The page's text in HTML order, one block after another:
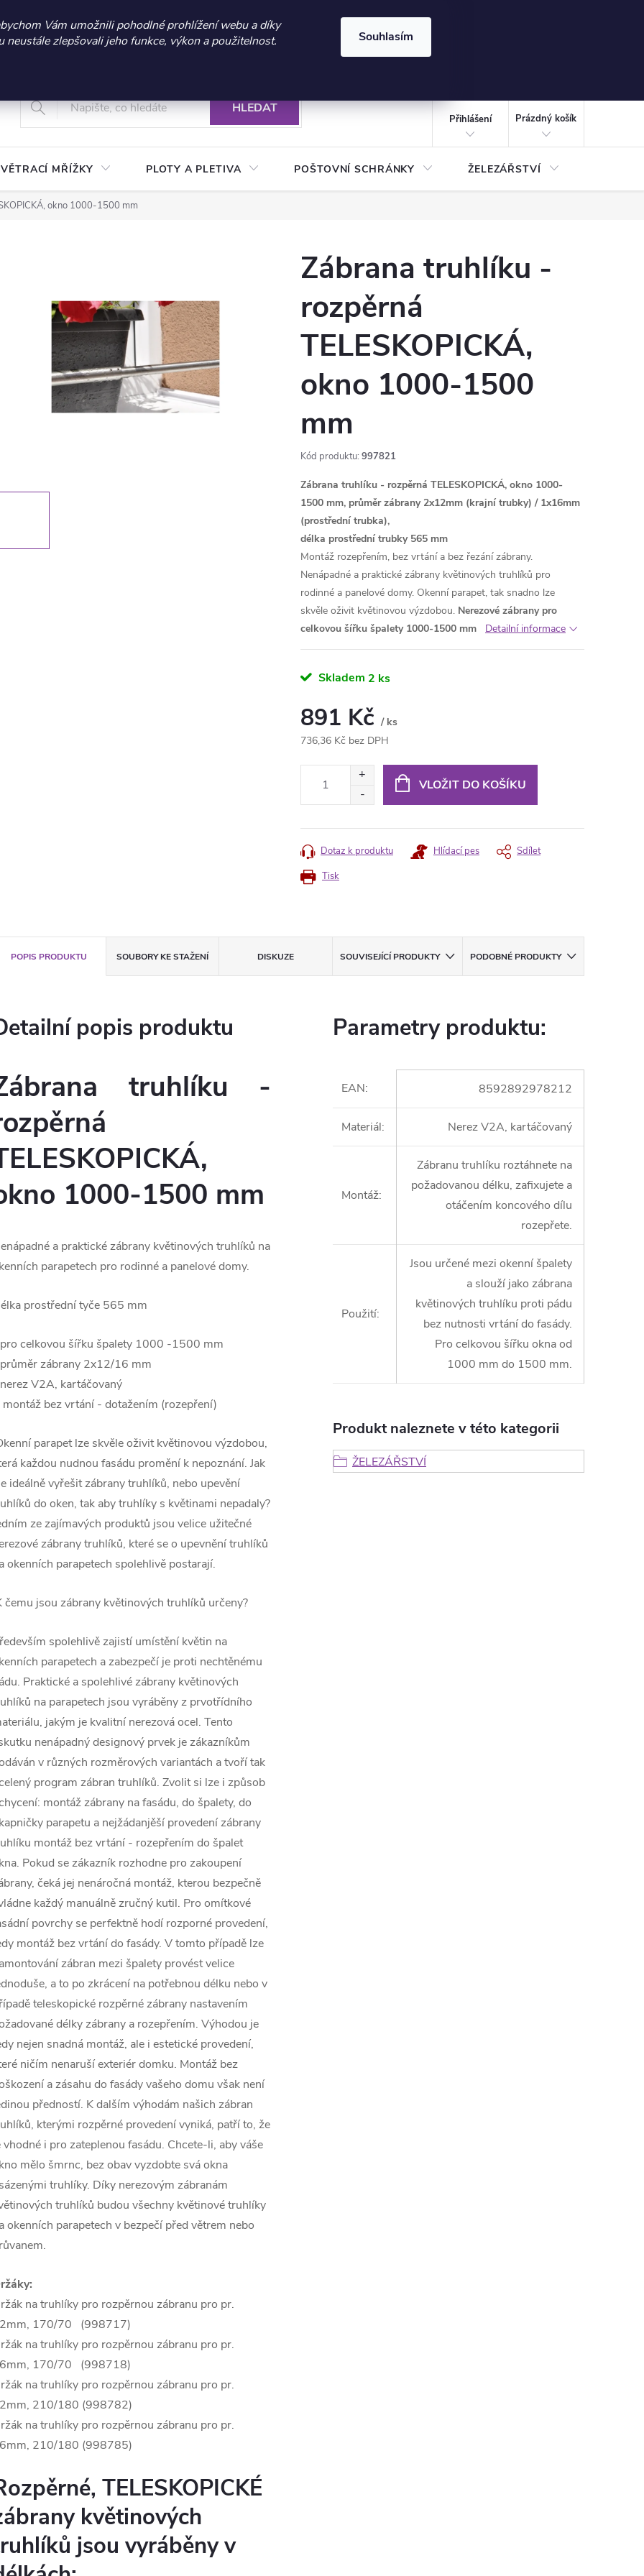
sleva 300 Kč při nákupu nad 3.000 Kč | Platnost do 21.9.2026 ⏰ | Kód: LÉTO2026
Vám umožnili pohodlné prohlížení webu a díky
neustále zlepšovali jeho funkce, výkon a použitelnost.
Souhlasím
+420 604 269 200
Vrácení a reklamace zboží Podmínky ochrany osobních údajů
HLEDAT
Přihlášení
KOŠÍK
Prázdný košík
VĚTRACÍ MŘÍŽKY PLOTY A PLETIVA POŠTOVNÍ SCHRÁNKY ŽELEZÁŘSTVÍ
okno 1000-1500 mm
Zábrana truhlíku -
rozpěrná
TELESKOPICKÁ,
okno 1000-1500
mm
Kód produktu: 997821
Zábrana truhlíku - rozpěrná TELESKOPICKÁ, okno 1000-
1500 mm, průměr zábrany 2x12mm (krajní trubky) / 1x16mm
(prostřední trubka),
délka prostřední trubky 565 mm
Montáž rozepřením, bez vrtání a bez řezání zábrany.
Nenápadné a praktické zábrany květinových truhlíků pro
rodinné a panelové domy. Okenní parapet, tak snadno lze
skvěle oživit květinovou výzdobou. Nerezové zábrany pro
celkovou šířku špalety 1000-1500 mm
Detailní informace
Skladem 2 ks
891 Kč / ks
736,36 Kč bez DPH
VLOŽIT DO KOŠÍKU
Tisk
Dotaz k produktu Hlídací pes Sdílet
POPIS PRODUKTU SOUBORY KE STAŽENÍ DISKUZE SOUVISEJÍCÍ PRODUKTY PODOBNÉ PRODUKTY
popis produktu
truhlíku -
1000-1500 mm
a praktické zábrany květinových truhlíků na
parapetech pro rodinné a panelové domy.
prostřední tyče 565 mm
celkovou šířku špalety 1000 -1500 mm
zábrany 2x12/16 mm
V2A, kartáčovaný
bez vrtání - dotažením (rozepření)
parapet lze skvěle oživit květinovou výzdobou,
každou nudnou fasádu promění k nepoznání. Jak
ideálně vyřešit zábrany truhlíků, nebo upevění
do oken, tak aby truhlíky s květinami nepadaly?
ze zajímavých produktů jsou velice užitečné
zábrany truhlíků, které se o upevnění truhlíků
okenních parapetech spolehlivě postarají.
čemu jsou zábrany květinových truhlíků určeny?
spolehlivě zajistí umístění květin na
parapetech a zabezpečí je proti nechtěnému
Praktické a spolehlivé zábrany květinových
na parapetech jsou vyráběny z prvotřídního
jakým je kvalitní nerezová ocel. Tento
nenápadný designový prvek je zákazníkům
v různých rozměrových variantách a tvoří tak
program zábran truhlíků. Zvolit si lze i způsob
montáž zábrany na fasádu, do špalety, do
parapetu a nejžádanjěší provedení zábrany
montáž bez vrtání - rozepřením do špalet
Pokud se zákazník rozhodne pro zakoupení
čeká jej nenáročná montáž, kterou bezpečně
každý manuálně zručný kutil. Pro omítkové
povrchy se perfektně hodí rozporné provedení,
montáž bez vrtání do fasády. V tomto případě lze
zábran mezi špalety provést velice
a to po zkrácení na potřebnou délku nebo v
teleskopické rozpěrné zábrany nastavením
délky zábrany a rozepřením. Výhodou je
nejen snadná montáž, ale i estetické provedení,
ničím nenaruší exteriér domku. Montáž bez
a zásahu do fasády vašeho domu však není
předností. K dalším výhodám našich zábran
kterými rozpěrné provedení vyniká, patří to, že
vhodné i pro zateplenou fasádu. Chcete-li, aby váše
mělo šmrnc, bez obav vyzdobte svá okna
truhlíky. Díky nerezovým zábranám
truhlíků budou všechny květinové truhlíky
okenních parapetech v bezpečí před větrem nebo
na truhlíky pro rozpěrnou zábranu pro pr.
170/70 (998717)
na truhlíky pro rozpěrnou zábranu pro pr.
170/70 (998718)
na truhlíky pro rozpěrnou zábranu pro pr.
210/180 (998782)
na truhlíky pro rozpěrnou zábranu pro pr.
210/180 (998785)
TELESKOPICKÉ
květinových
jsou vyráběny v
Parametry produktu:
EAN: 8592892978212
Materiál: Nerez V2A, kartáčovaný
Montáž:
Zábranu truhlíku roztáhnete na
požadovanou délku, zafixujete a
otáčením koncového dílu
rozepřete.
Použití:
Jsou určené mezi okenní špalety
a slouží jako zábrana
květinových truhlíku proti pádu
bez nutnosti vrtání do fasády.
Pro celkovou šířku okna od
1000 mm do 1500 mm.
Produkt naleznete v této kategorii
ŽELEZÁŘSTVÍ